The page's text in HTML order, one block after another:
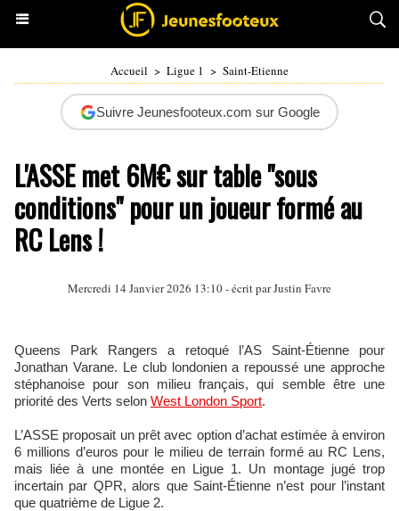
Accueil > Ligue 1 > Saint-Etienne
Suivre Jeunesfooteux.com sur Google
L'ASSE met 6M€ sur table "sous
conditions" pour un joueur formé au
RC Lens !
Mercredi 14 Janvier 2026 13:10 - écrit parJustin Favre
Queens Park Rangers a retoqué l’AS Saint‑Étienne pour
Jonathan Varane. Le club londonien a repoussé une approche
stéphanoise pour son milieu français, qui semble être une
priorité des Verts selon West London Sport.
L’ASSE proposait un prêt avec option d’achat estimée à environ
6 millions d’euros pour le milieu de terrain formé au RC Lens,
mais liée à une montée en Ligue 1. Un montage jugé trop
incertain par QPR, alors que Saint‑Étienne n’est pour l’instant
que quatrième de Ligue 2.